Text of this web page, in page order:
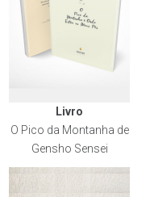
Livro
O Pico da Montanha de
Gensho Sensei